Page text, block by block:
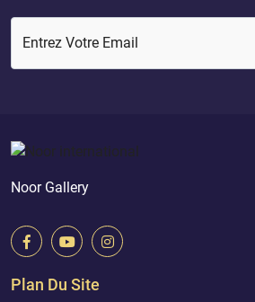
Entrez Votre Email
Noor Gallery
Plan Du Site